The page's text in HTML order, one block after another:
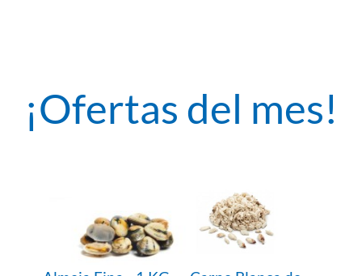
¡Ofertas del mes!